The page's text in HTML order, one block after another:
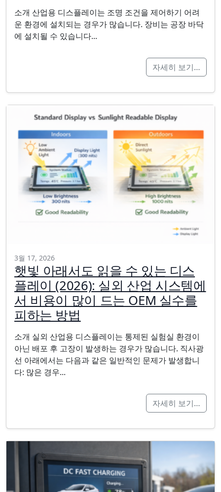
소개 산업용 디스플레이는 조명 조건을 제어하기 어려
운 환경에 설치되는 경우가 많습니다. 장비는 공장 바닥
에 설치될 수 있습니다...
자세히 보기…
3월 17, 2026
햇빛 아래서도 읽을 수 있는 디스
플레이 (2026): 실외 산업 시스템에
서 비용이 많이 드는 OEM 실수를
피하는 방법
소개 실외 산업용 디스플레이는 통제된 실험실 환경이
아닌 배포 후 고장이 발생하는 경우가 많습니다. 직사광
선 아래에서는 다음과 같은 일반적인 문제가 발생합니
다: 많은 경우...
자세히 보기…